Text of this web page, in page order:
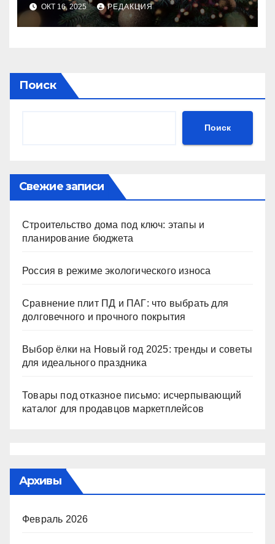
ОКТ 16, 2025 РЕДАКЦИЯ
Поиск
Поиск
Свежие записи
Строительство дома под ключ: этапы и
планирование бюджета
Россия в режиме экологического износа
Сравнение плит ПД и ПАГ: что выбрать для
долговечного и прочного покрытия
Выбор ёлки на Новый год 2025: тренды и советы
для идеального праздника
Товары под отказное письмо: исчерпывающий
каталог для продавцов маркетплейсов
Архивы
Февраль 2026